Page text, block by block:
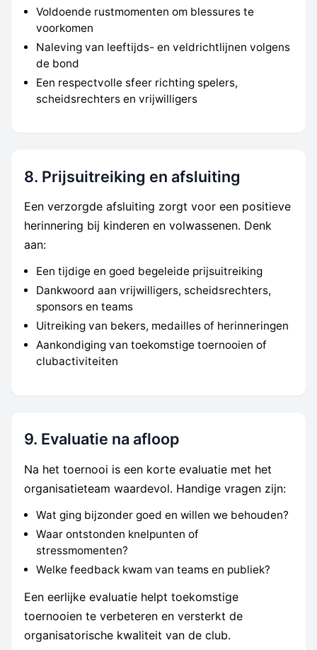
Voldoende rustmomenten om blessures te
voorkomen
Naleving van leeftijds- en veldrichtlijnen volgens
de bond
Een respectvolle sfeer richting spelers,
scheidsrechters en vrijwilligers
8. Prijsuitreiking en afsluiting
Een verzorgde afsluiting zorgt voor een positieve
herinnering bij kinderen en volwassenen. Denk
aan:
Een tijdige en goed begeleide prijsuitreiking
Dankwoord aan vrijwilligers, scheidsrechters,
sponsors en teams
Uitreiking van bekers, medailles of herinneringen
Aankondiging van toekomstige toernooien of
clubactiviteiten
9. Evaluatie na afloop
Na het toernooi is een korte evaluatie met het
organisatieteam waardevol. Handige vragen zijn:
Wat ging bijzonder goed en willen we behouden?
Waar ontstonden knelpunten of
stressmomenten?
Welke feedback kwam van teams en publiek?
Een eerlijke evaluatie helpt toekomstige
toernooien te verbeteren en versterkt de
organisatorische kwaliteit van de club.